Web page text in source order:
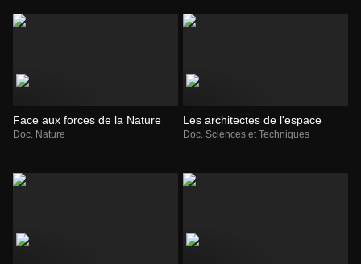
Face aux forces de la Nature
Doc. Nature
Les architectes de l'espace
Doc. Sciences et Techniques